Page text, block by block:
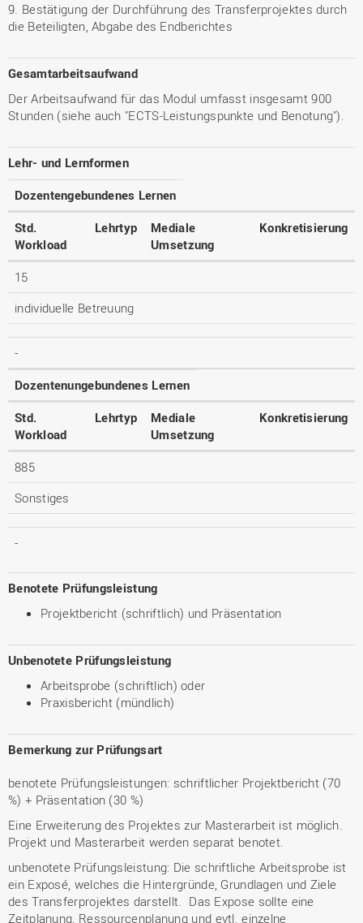
9. Bestätigung der Durchführung des Transferprojektes durch
die Beteiligten, Abgabe des Endberichtes
Gesamtarbeitsaufwand
Der Arbeitsaufwand für das Modul umfasst insgesamt 900
Stunden (siehe auch "ECTS-Leistungspunkte und Benotung").
Lehr- und Lernformen
Dozentengebundenes Lernen
Std.
Workload
Lehrtyp
Mediale
Umsetzung
Konkretisierung
15
individuelle Betreuung
-
Dozentenungebundenes Lernen
Std.
Workload
Lehrtyp
Mediale
Umsetzung
Konkretisierung
885
Sonstiges
-
Benotete Prüfungsleistung
Projektbericht (schriftlich) und Präsentation
Unbenotete Prüfungsleistung
Arbeitsprobe (schriftlich) oder
Praxisbericht (mündlich)
Bemerkung zur Prüfungsart
benotete Prüfungsleistungen: schriftlicher Projektbericht (70
%) + Präsentation (30 %)
Eine Erweiterung des Projektes zur Masterarbeit ist möglich.
Projekt und Masterarbeit werden separat benotet.
unbenotete Prüfungsleistung: Die schriftliche Arbeitsprobe ist
ein Exposé, welches die Hintergründe, Grundlagen und Ziele
des Transferprojektes darstellt. Das Expose sollte eine
Zeitplanung, Ressourcenplanung und evtl. einzelne